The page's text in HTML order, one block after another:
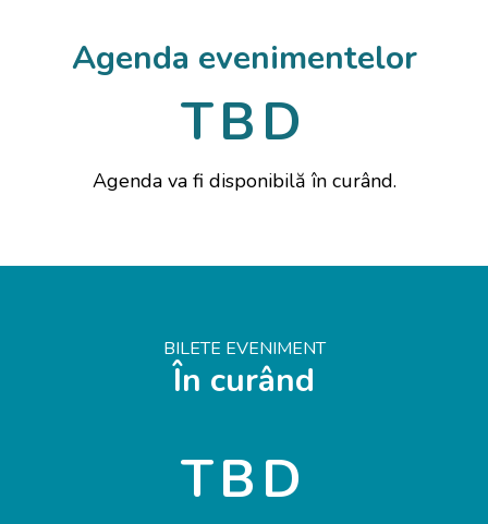
Agenda evenimentelor
TBD
Agenda va fi disponibilă în curând.
BILETE EVENIMENT
În curând
TBD